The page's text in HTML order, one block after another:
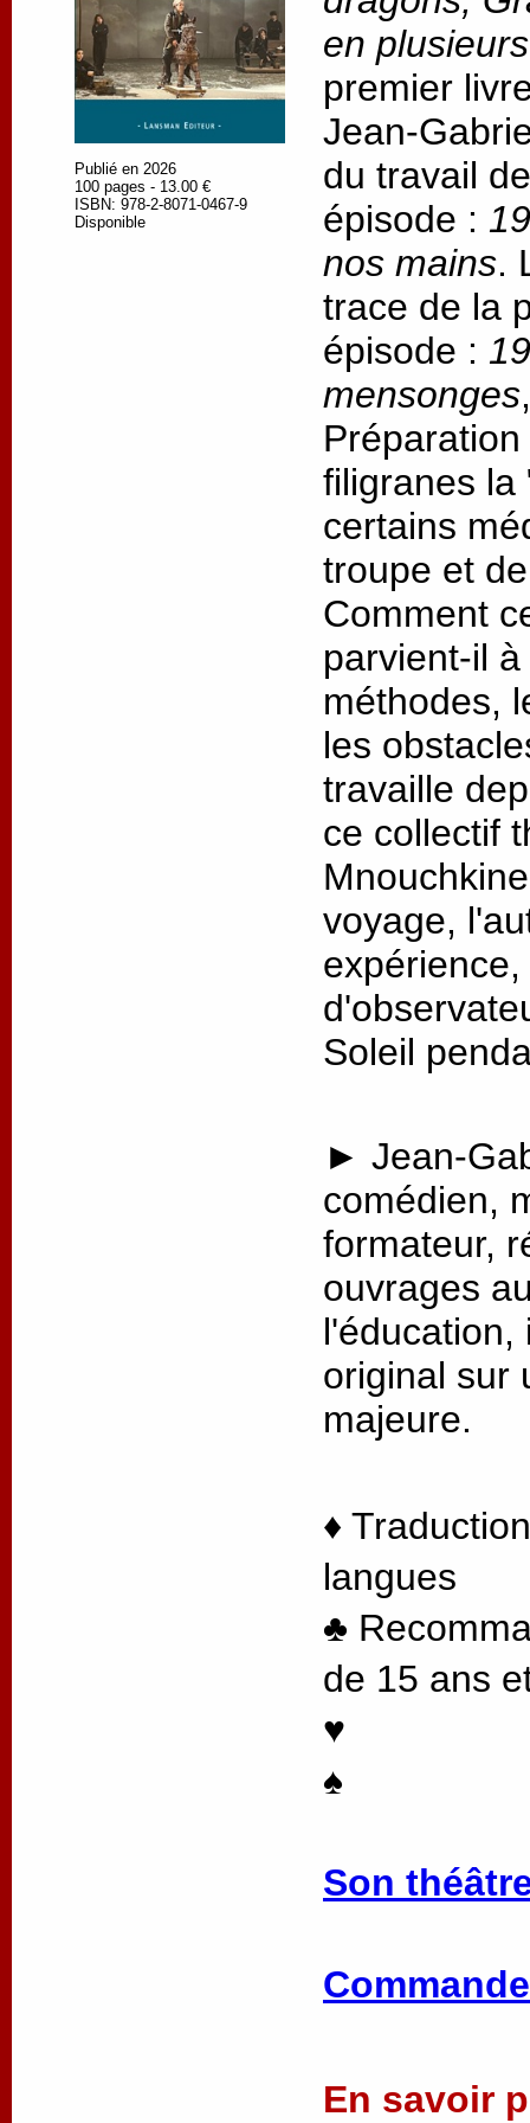
Publié en 2026
100 pages - 13.00 €
ISBN: 978-2-8071-0467-9
Disponible
en
premier
Jean-
du travail
épisode :
nos mains.
trace de la
épisode :
mensonges
filigranes la
certains
troupe et
Comment
parvient-il
méthodes,
les
travaille
ce collectif
voyage,
Soleil
► Jean-
comédien,
formateur,
ouvrages
l'éducation,
original sur
majeure.
♦
langues
♣
de 15 ans
♥
♠
Son
En savoir